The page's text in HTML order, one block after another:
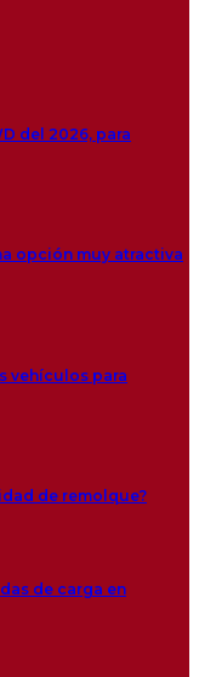
del 2026, para
opción muy atractiva
vehículos para
de remolque?
de carga en